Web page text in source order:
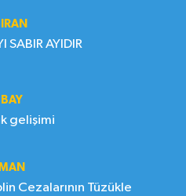
SABIR AYIDIR
gelişimi
Cezalarının Tüzükle